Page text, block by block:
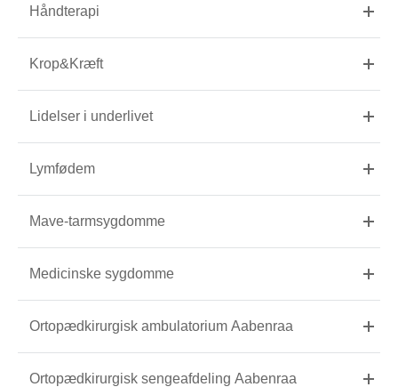
Håndterapi
Krop&Kræft
Lidelser i underlivet
Lymfødem
Mave-tarmsygdomme
Medicinske sygdomme
Ortopædkirurgisk ambulatorium Aabenraa
Ortopædkirurgisk sengeafdeling Aabenraa